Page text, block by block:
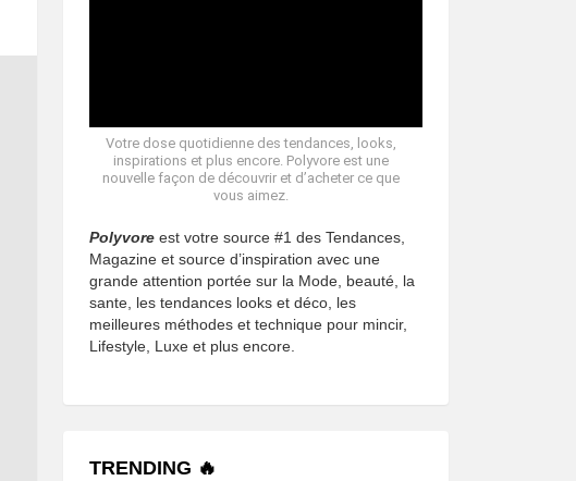
Votre dose quotidienne des tendances, looks,
inspirations et plus encore. Polyvore est une
nouvelle façon de découvrir et d’acheter ce que
vous aimez.
Polyvore est votre source #1 des Tendances,
Magazine et source d’inspiration avec une
grande attention portée sur la Mode, beauté, la
sante, les tendances looks et déco, les
meilleures méthodes et technique pour mincir,
Lifestyle, Luxe et plus encore.
TRENDING 🔥